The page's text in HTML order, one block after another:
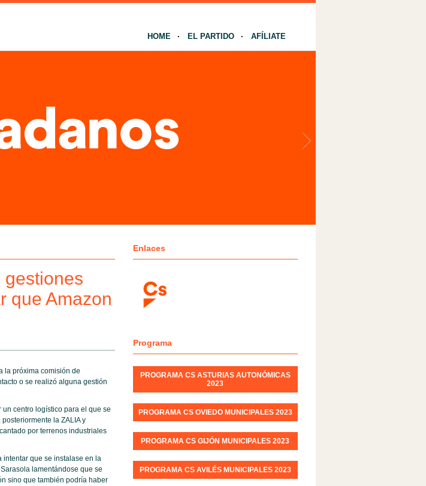
HOME EL PARTIDO AFÍLIATE
que Amazon
la próxima comisión de
o se realizó alguna gestión
centro logístico para el que se
la ZALIA y
por terrenos industriales
intentar que se instalase en la
lamentándose que se
sino que también podría haber
Enlaces
Programa
PROGRAMA CS ASTURIAS AUTONÓMICAS
2023
PROGRAMA CS OVIEDO MUNICIPALES 2023
PROGRAMA CS GIJÓN MUNICIPALES 2023
PROGRAMA CS AVILÉS MUNICIPALES 2023